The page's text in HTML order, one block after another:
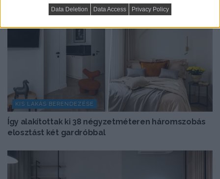
Data Deletion Data Access Privacy Policy
KIS LAKÁS BERENDEZÉSE
Így alakítottak ki 38 négyzetméteren háromszobás
elosztást két gardróbbal